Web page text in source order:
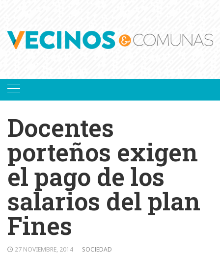
Docentes
porteños exigen
el pago de los
salarios del plan
Fines
27 NOVIEMBRE, 2014 SOCIEDAD